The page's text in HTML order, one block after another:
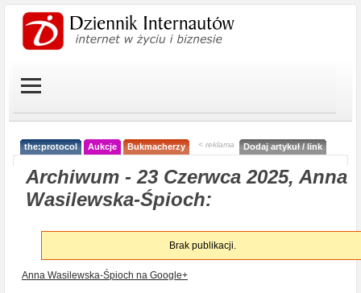
the:protocol Aukcje Bukmacherzy < reklama Dodaj artykuł / link
Archiwum - 23 Czerwca 2025, Anna
Wasilewska-Śpioch:
Brak publikacji.
Anna Wasilewska-Śpioch na Google+